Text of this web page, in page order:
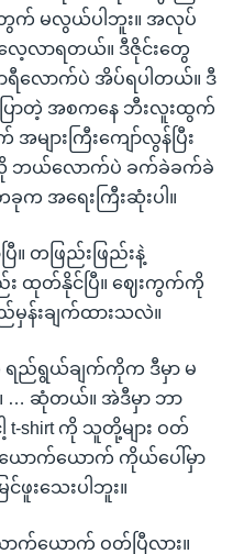
တွက် မလွယ်ပါဘူး။ အလုပ်
လာရတယ်။ ဒီဇိုင်းတွေ
လောက်ပဲ အိပ်ရပါတယ်။ ဒီ
ြောတဲ့ အစကနေ ဘီးလူးထွက်
ားကြီးကျော်လွန်ပြီး
လို ဘယ်လောက်ပဲ ခက်ခဲခက်ခဲ
အရေးကြီးဆုံးပါ။
။ တဖြည်းဖြည်းနဲ့
ည်း ထုတ်နိုင်ပြီ။ ဈေးကွက်ကို
မှန်းချက်ထားသလဲ။
တဲ့ ရည်ရွယ်ချက်ကိုက ဒီမှာ မ
… ဆုံတယ်။ အဲဒီမှာ ဘာ
shirt ကို သူတို့များ ဝတ်
ယောက်ယောက် ကိုယ်ပေါ်မှာ
င်ဖူးသေးပါဘူး။
ာက်ယောက် ဝတ်ပြီလား။